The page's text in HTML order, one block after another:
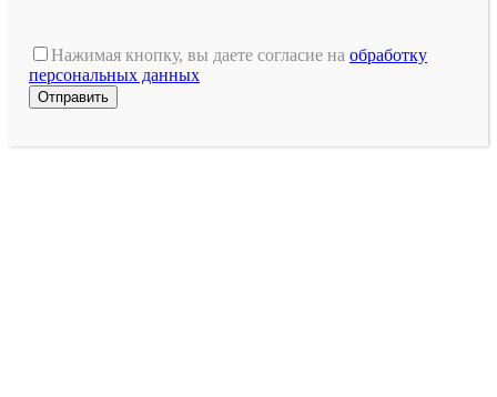
это
поле
пустым.
Нажимая кнопку, вы даете согласие на обработку
персональных данных